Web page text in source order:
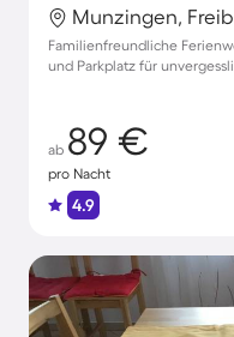
Familienfreundliche
und Parkplatz für
ab 89 €
pro Nacht
4.9